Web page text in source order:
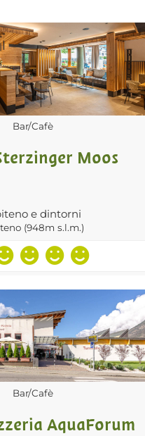
Bar/Cafè
Moos
e dintorni
(948m s.l.m.)
Bar/Cafè
AquaForum